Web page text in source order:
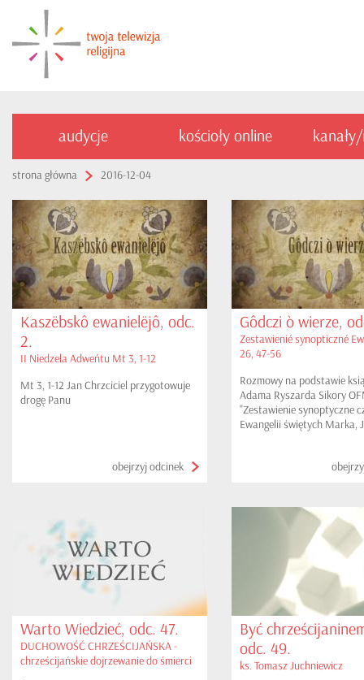
audycje kościoły online
strona główna 2016-12-04
Kaszëbskô ewanielëjô, odc.
2.
II Niedzela Adweńtu Mt 3, 1-12
Mt 3, 1-12 Jan Chrzciciel przygotowuje
drogę Panu
obejrzyj odcinek
Gôdczi ò wierze,
Zestawienié synopticzné
26, 47-56
Rozmowy na podstawie
Adama Ryszarda Sikory
"Zestawienie synoptyczne
Ewangelii świętych Marka,
W OGRÓJCU - Pojmanie
Warto Wiedzieć, odc. 47.
DUCHOWOŚĆ CHRZEŚCIJAŃSKA -
chrześcijańskie dojrzewanie do śmierci
Być
odc. 49.
ks. Tomasz Juchniewicz